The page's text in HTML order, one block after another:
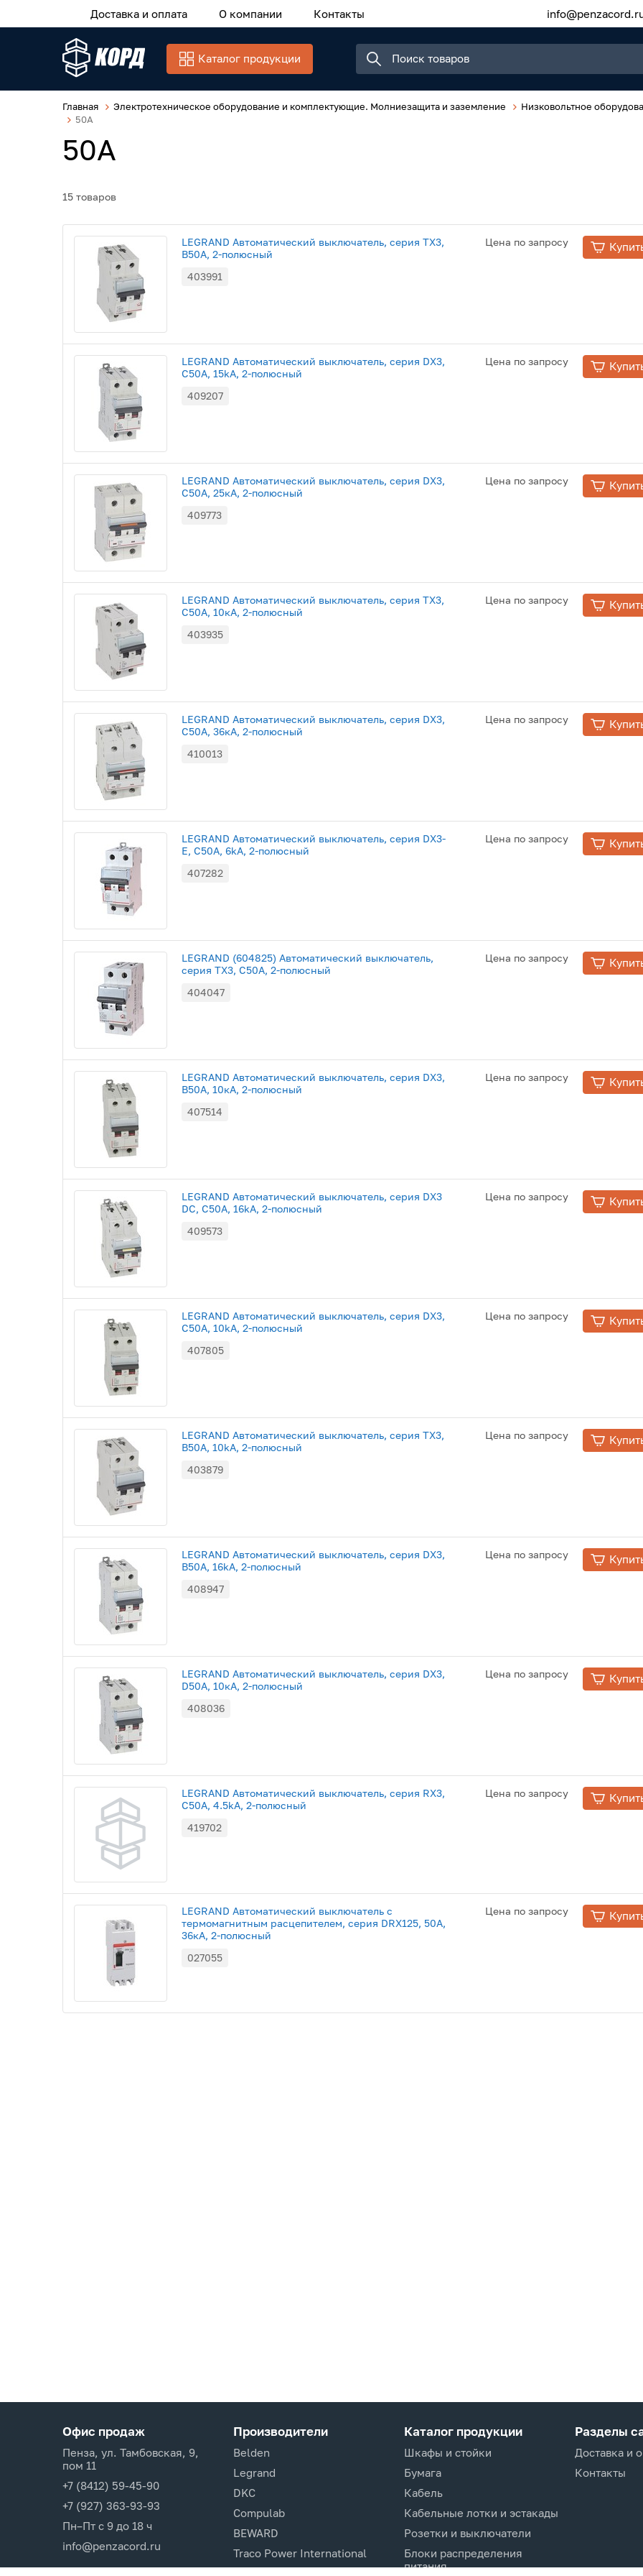
Доставка и оплата О компании Контакты
Каталог продукции
Главная Электротехническое оборудование и комплектующие. Молниезащита и заземление
Низковольтное
50А
50А
15 товаров
LEGRAND Автоматический выключатель, серия TX3,
B50A, 2-полюсный
403991
Цена по запросу
LEGRAND Автоматический выключатель, серия DX3,
С50A, 15kA, 2-полюсный
409207
Цена по запросу
LEGRAND Автоматический выключатель, серия DX3,
C50A, 25кА, 2-полюсный
409773
Цена по запросу
LEGRAND Автоматический выключатель, серия TX3,
C50A, 10кА, 2-полюсный
403935
Цена по запросу
LEGRAND Автоматический выключатель, серия DX3,
C50A, 36кА, 2-полюсный
410013
Цена по запросу
LEGRAND Автоматический выключатель, серия DX3-
E, С50A, 6kA, 2-полюсный
407282
Цена по запросу
LEGRAND (604825) Автоматический выключатель,
серия TX3, С50A, 2-полюсный
404047
Цена по запросу
LEGRAND Автоматический выключатель, серия DX3,
B50A, 10кА, 2-полюсный
407514
Цена по запросу
LEGRAND Автоматический выключатель, серия DX3
DC, С50A, 16kA, 2-полюсный
409573
Цена по запросу
LEGRAND Автоматический выключатель, серия DX3,
С50A, 10kA, 2-полюсный
407805
Цена по запросу
LEGRAND Автоматический выключатель, серия TX3,
В50A, 10kA, 2-полюсный
403879
Цена по запросу
LEGRAND Автоматический выключатель, серия DX3,
B50A, 16kA, 2-полюсный
408947
Цена по запросу
LEGRAND Автоматический выключатель, серия DX3,
D50A, 10кА, 2-полюсный
408036
Цена по запросу
LEGRAND Автоматический выключатель, серия RX3,
С50A, 4.5kA, 2-полюсный
419702
Цена по запросу
LEGRAND Автоматический выключатель с
термомагнитным расцепителем, серия DRX125, 50A,
36кА, 2-полюсный
027055
Цена по запросу
Офис продаж
Пенза, ул. Тамбовская, 9,
пом 11
+7 (8412) 59-45-90
+7 (927) 363-93-93
Пн–Пт с 9 до 18 ч
info@penzacord.ru
Производители
Belden
Legrand
DKC
Compulab
BEWARD
Traco Power International
Каталог продукции
Шкафы и стойки
Бумага
Кабель
Кабельные лотки и эстакады
Розетки и выключатели
Блоки распределения
питания
Разделы
Доставка и
Контакты